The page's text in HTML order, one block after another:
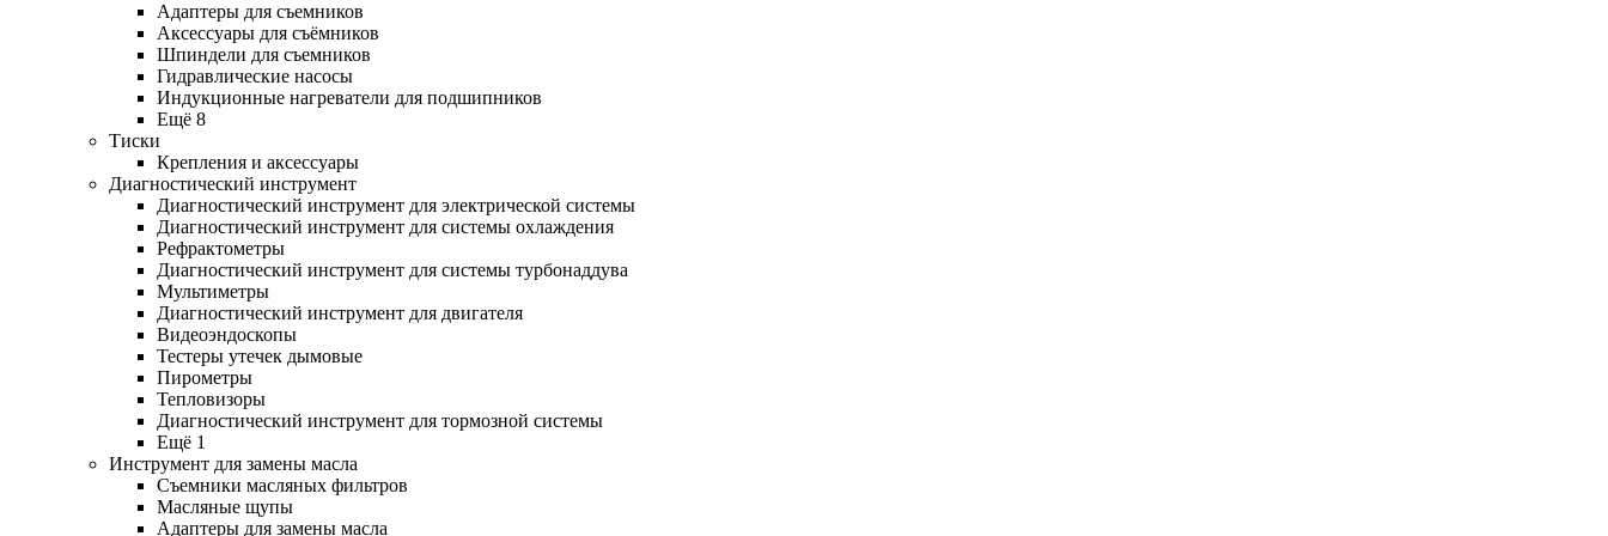
Адаптеры для съемников
Аксессуары для съёмников
Шпиндели для съемников
Гидравлические насосы
Индукционные нагреватели для подшипников
Ещё 8
Тиски
Крепления и аксессуары
Диагностический инструмент
Диагностический инструмент для электрической системы
Диагностический инструмент для системы охлаждения
Рефрактометры
Диагностический инструмент для системы турбонаддува
Мультиметры
Диагностический инструмент для двигателя
Видеоэндоскопы
Тестеры утечек дымовые
Пирометры
Тепловизоры
Диагностический инструмент для тормозной системы
Ещё 1
Инструмент для замены масла
Съемники масляных фильтров
Масляные щупы
Адаптеры для замены масла